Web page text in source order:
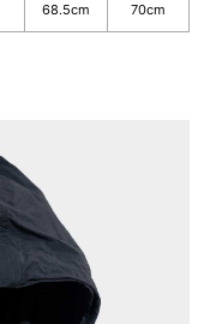
68.5cm 70cm